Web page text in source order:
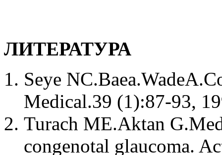
ЛИТЕРАТУРА
Seye
Medical.39 (1):87-93,
Turach ME.Aktan
congenotal glaucoma.